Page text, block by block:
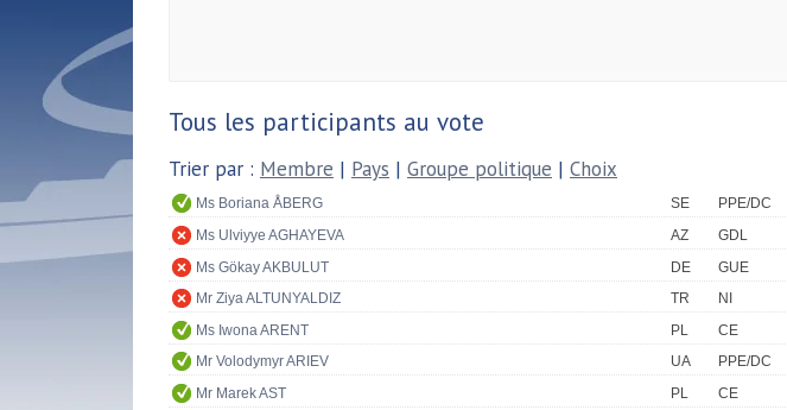
Tous les participants au vote
Trier par : Membre | Pays | Groupe politique | Choix
Ms Boriana ÅBERG SE
PPE/DC
Ms Ulviyye AGHAYEVA
AZ
GDL
Ms Gökay AKBULUT
DE
GUE
Mr Ziya ALTUNYALDIZ
TR
NI
Ms Iwona ARENT
PL
CE
Mr Volodymyr ARIEV
UA
PPE/DC
Mr Marek AST
PL
CE